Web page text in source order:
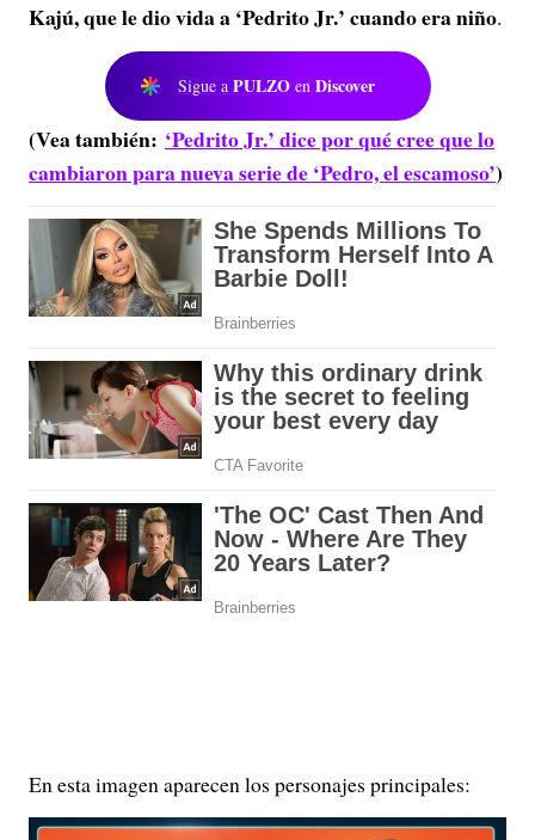
Kajú, que le dio vida a ‘Pedrito Jr.’ cuando era niño.
Sigue a PULZO en Discover
(Vea también: ‘Pedrito Jr.’ dice por qué cree que lo
cambiaron para nueva serie de ‘Pedro, el escamoso’)
En esta imagen aparecen los personajes principales: